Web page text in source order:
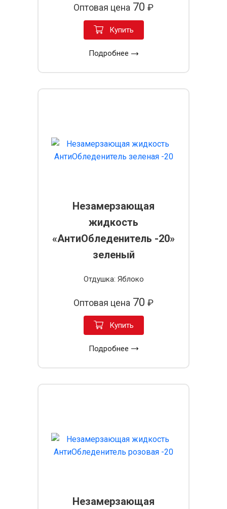
Оптовая цена 70 ₽
Купить
Подробнее
Незамерзающая
жидкость
«АнтиОбледенитель -20»
зеленый
Отдушка: Яблоко
Оптовая цена 70 ₽
Купить
Подробнее
Незамерзающая